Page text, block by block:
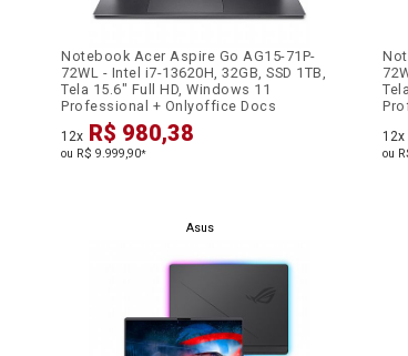
Notebook Acer Aspire Go AG15-71P-
72WL - Intel i7-13620H, 32GB, SSD 1TB,
Tela 15.6" Full HD, Windows 11
Professional + Onlyoffice Docs
12x R$ 980,38
ou R$ 9.999,90*
12x
ou
Asus